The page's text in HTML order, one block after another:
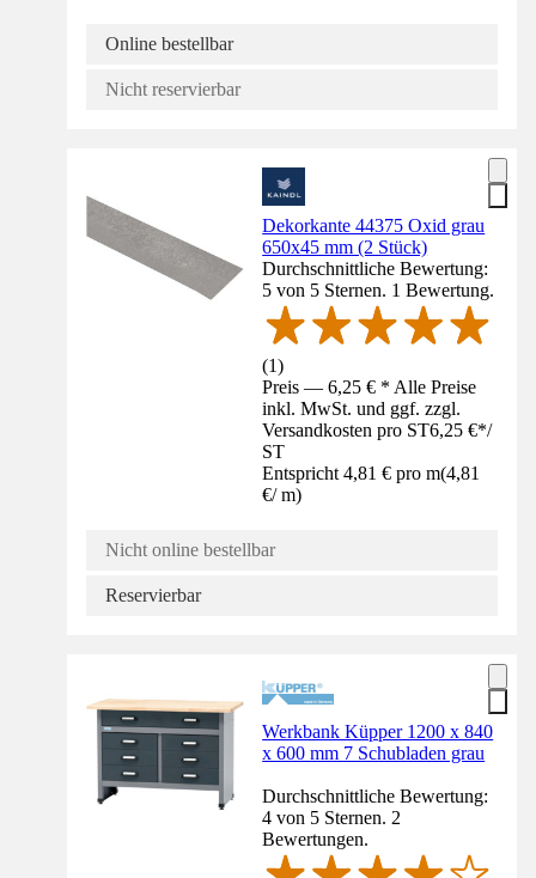
Online bestellbar
Nicht reservierbar
Dekorkante 44375 Oxid grau
650x45 mm (2 Stück)
Durchschnittliche Bewertung:
5 von 5 Sternen. 1 Bewertung.
(1)
Preis — 6,25 € * Alle Preise
inkl. MwSt. und ggf. zzgl.
Versandkosten pro ST6,25 €*/
ST
Entspricht 4,81 € pro m(4,81
€/ m)
Nicht online bestellbar
Reservierbar
Werkbank Küpper 1200 x 840
x 600 mm 7 Schubladen grau
Durchschnittliche Bewertung:
4 von 5 Sternen. 2
Bewertungen.